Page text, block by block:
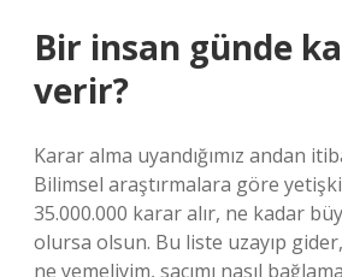
Bir insan günde
verir?
Karar alma uyandığımız andan
Bilimsel araştırmalara göre
35.000.000 karar alır, ne kadar
olursa olsun. Bu liste uzayıp
ne yemeliyim, saçımı nasıl